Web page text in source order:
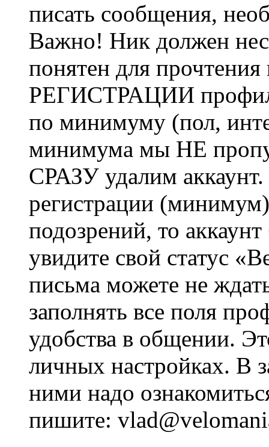
писать сообщения,
Важно! Ник должен
понятен для
РЕГИСТРАЦИИ профиль
по минимуму (пол,
минимума мы НЕ
СРАЗУ удалим
регистрации
подозрений, то
увидите свой статус
письма можете не
заполнять все поля
удобства в общении.
личных настройках. В
ними надо
пишите: